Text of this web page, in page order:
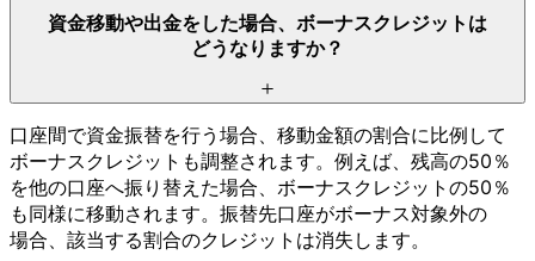
資金移動や出金を した場合、 ボーナスクレジットは
どうなりますか？
口座間で資金振替を行う 場合、 移動金額の割合に比例して
ボーナスクレジットも調整されます。 例えば、 残高の50％
を他の口座へ振り替えた場合、 ボーナスクレジットの50％
も同様に移動されます。 振替先口座がボーナス対象外の
場合、 該当する割合のクレジットは消失します。